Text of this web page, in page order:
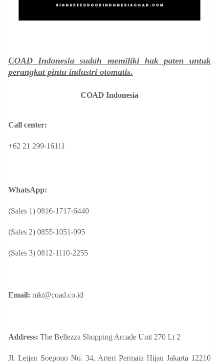
COAD Indonesia sudah memiliki hak paten untuk
perangkat pintu industri otomatis.
COAD Indonesia
Call center:
+62 21 299-16111
WhatsApp:
(Sales 1) 0816-1717-6440
(Sales 2) 0855-1051-095
(Sales 3) 0812-1110-2255
Email: mkt@coad.co.id
Address: The Bellezza Shopping Arcade Unit 270 Lt 2
Jl. Letjen Soepono No. 34, Arteri Permata Hijau Jakarta 12210